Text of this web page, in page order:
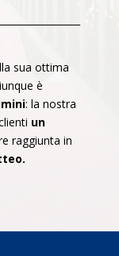
sua ottima
è
: la nostra
un
raggiunta in